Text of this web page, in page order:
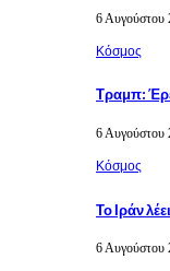
6 Αυγούστου
Κόσμος
Τραμπ:
6 Αυγούστου
Κόσμος
Το Ιράν
6 Αυγούστου